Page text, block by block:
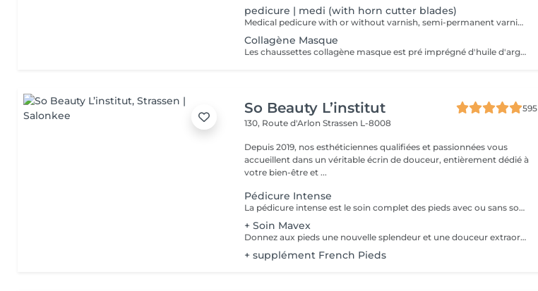
pedicure | medi (with horn cutter blades)
Medical pedicure with or without varnish, semi-permanent varnish or protein-base with products from the Footlogix brand, specializing in pedicure products.
Collagène Masque
Les chaussettes collagène masque est pré imprégné d'huile d'argon et d'une émulsion riche en collagène pour pénétrer et hydrater la peau.
So Beauty L’institut
595
130, Route d'ArlonStrassen L-8008
Depuis 2019, nos esthéticiennes qualifiées et passionnées vous
accueillent dans un véritable écrin de douceur, entièrement dédié à
votre bien-être et ...
Pédicure Intense
La pédicure intense est le soin complet des pieds avec ou sans souci particulier. Elle comprend : bain de pied, pousse et coupe des cuticules, coupe et limage des ongles, travail des callosités et/ou cors au bistouri/crédo, rape, gommage, massage avec crème de soin. La pose de vernis transparent est incluse si souhaitée.
+ Soin Mavex
Donnez aux pieds une nouvelle splendeur et une douceur extraordinaire grâce à un traitement agréable et relaxant. Mavex Calluspeeling® est un soin professionnel pour la beauté des pieds qui permet d'obtenir des résultats immédiats et incroyables avec une seule séance. Rapide, facile, et efficace ! Mavex Calluspeeling® peut être réalisé seul comme une pédicure classique mais sans lame ni fraise, ou proposé en complément en cabine lors d'un soin visage (lors de la pose d'un masque), soin corps (lors d'un enveloppement), ou d'un soin des ongles et des cuticules.
+ supplément French Pieds